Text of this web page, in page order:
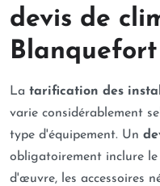
devis de
Blanquefort
La tarification des
varie considérablement
type d'équipement. Un
obligatoirement inclure
d'œuvre, les accessoires